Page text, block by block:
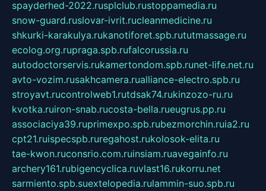
spayderhed-2022.rusplclub.rustoppamedia.ru
snow-guard.ruslovar-ivrit.rucleanmedicine.ru
shkurki-karakulya.rukanotiforet.spb.rututmassage.ru
ecolog.org.rupraga.spb.rufalcorussia.ru
autodoctorservis.rukamertondom.spb.runet-life.net.ru
avto-vozim.rusakhcamera.rualliance-electro.spb.ru
stroyavt.rucontrolweb1.rutdsak74.rukinzozo-ru.ru
kvotka.ruiron-snab.rucosta-bella.rueugrus.pp.ru
associaciya39.ruprimexpo.spb.rubezmorchin.ruia2.ru
cpt21.ruispecspb.ruregahost.rukolosok-elita.ru
tae-kwon.ruconsrio.com.ruinsiam.ruavegainfo.ru
archery161.rubigencyclica.ruvlast16.rukorru.net
sarmiento.spb.suextelopedia.rulammin-suo.spb.ru